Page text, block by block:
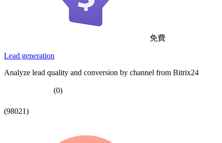
免費
Lead generation
Analyze lead quality and conversion by channel from Bitrix24
(0)
(98021)